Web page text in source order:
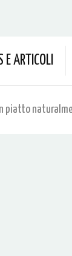
E ARTICOLI
piatto